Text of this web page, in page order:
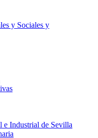
y Sociales y
Industrial de Sevilla